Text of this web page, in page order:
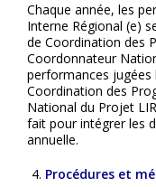
Chaque année, les
Interne Régional (e)
de Coordination des
Coordonnateur
performances jugées
Coordination des
National du Projet
fait pour intégrer les
annuelle.
Procédures et